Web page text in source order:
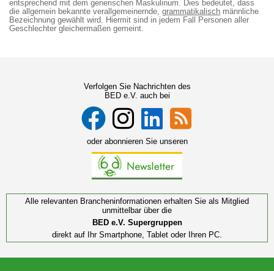
entsprechend mit dem generischen Maskulinum. Dies bedeutet, dass
die allgemein bekannte verallgemeinernde, grammatikalisch männliche
Bezeichnung gewählt wird. Hiermit sind in jedem Fall Personen aller
Geschlechter gleichermaßen gemeint.
Verfolgen Sie Nachrichten des
BED e.V. auch bei
oder abonnieren Sie unseren
Alle relevanten Brancheninformationen erhalten Sie als Mitglied
unmittelbar über die
BED e.V. Supergruppen
direkt auf Ihr Smartphone, Tablet oder Ihren PC.